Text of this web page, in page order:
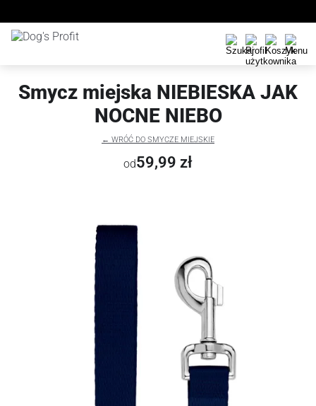
Smycz miejska NIEBIESKA JAK
NOCNE NIEBO
← WRÓĆ DO SMYCZE MIEJSKIE
od59,99 zł